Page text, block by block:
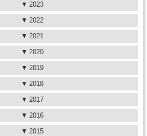
2023
2022
2021
2020
2019
2018
2017
2016
2015